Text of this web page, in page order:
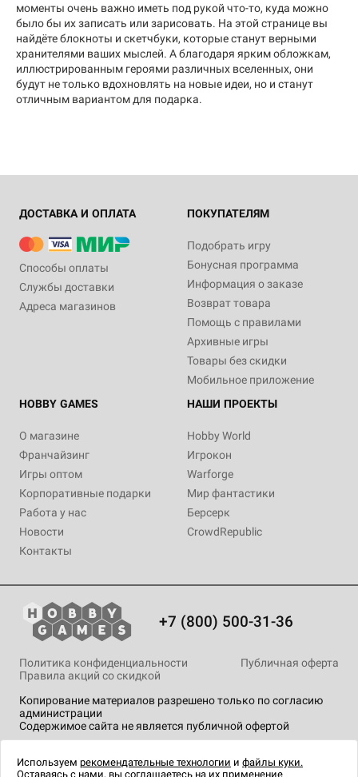
моменты очень важно иметь под рукой что-то, куда можно
было бы их записать или зарисовать. На этой странице вы
найдёте блокноты и скетчбуки, которые станут верными
хранителями ваших мыслей. А благодаря ярким обложкам,
иллюстрированным героями различных вселенных, они
будут не только вдохновлять на новые идеи, но и станут
отличным вариантом для подарка.
ДОСТАВКА И ОПЛАТА
Способы оплаты
Службы доставки
Адреса магазинов
ПОКУПАТЕЛЯМ
Подобрать игру
Бонусная программа
Информация о заказе
Возврат товара
Помощь с правилами
Архивные игры
Товары без скидки
Мобильное приложение
HOBBY GAMES
О магазине
Франчайзинг
Игры оптом
Корпоративные подарки
Работа у нас
Новости
Контакты
НАШИ ПРОЕКТЫ
Hobby World
Игрокон
Warforge
Мир фантастики
Берсерк
CrowdRepublic
+7 (800) 500-31-36
Копирование материалов разрешено только по согласию
администрации
Содержимое сайта не является публичной офертой
Политика конфиденциальности
Публичная оферта
Правила акций со скидкой
технологии .
Используем рекомендательные технологии и файлы куки.
Оставаясь с нами, вы соглашаетесь на их применение